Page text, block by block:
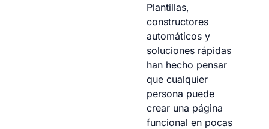
Plantillas,
constructores
automáticos y
soluciones rápidas
han hecho pensar
que cualquier
persona puede
crear una página
funcional en pocas